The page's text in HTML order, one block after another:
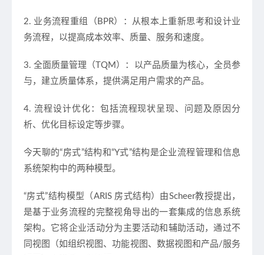
2. 业务流程重组（BPR）：从根本上重新思考和设计业
务流程，以提高成本效率、质量、服务和速度。
3. 全面质量管理（TQM）：以产品质量为核心，全员参
与，建立质量体系，提供满足用户需求的产品。
4. 流程设计优化：包括流程现状呈现、问题及原因分
析、优化目标设定等步骤。
今天聊的“房式”结构和“Y式”结构是企业流程管理和信息
系统架构中的两种模型。
“房式”结构模型 （ARIS 房式结构）由Scheer教授提出，
是基于业务流程的完整视角导出的一套集成的信息系统
架构。它将企业活动分为主要活动和辅助活动，通过不
同视图（如组织视图、功能视图、数据视图和产品/服务